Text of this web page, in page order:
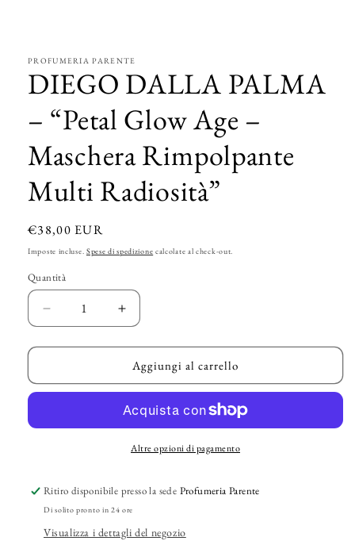
finestra
modale
PROFUMERIA PARENTE
DIEGO DALLA PALMA
– “Petal Glow Age –
Maschera Rimpolpante
Multi Radiosità”
Prezzo
di
€38,00 EUR
Imposte incluse. Spese di spedizione calcolate al check-out.
Quantità
Diminuisci
quantità
per
DALLA
“Petal
Maschera
Rimpolpante
Multi
Aumenta
quantità
per
DIEGO
DALLA
–
“Petal
Glow
Maschera
Rimpolpante
Multi
Aggiungi al carrello
Altre opzioni di pagamento
Ritiro disponibile presso la sede Profumeria Parente
Di solito pronto in 24 ore
Visualizza i dettagli del negozio